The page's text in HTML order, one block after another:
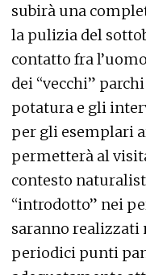
subirà una
la pulizia del
contatto fra
dei “vecchi”
potatura e gli
per gli esemplari
permetterà al
contesto
“introdotto” nei
saranno realizzati
periodici punti